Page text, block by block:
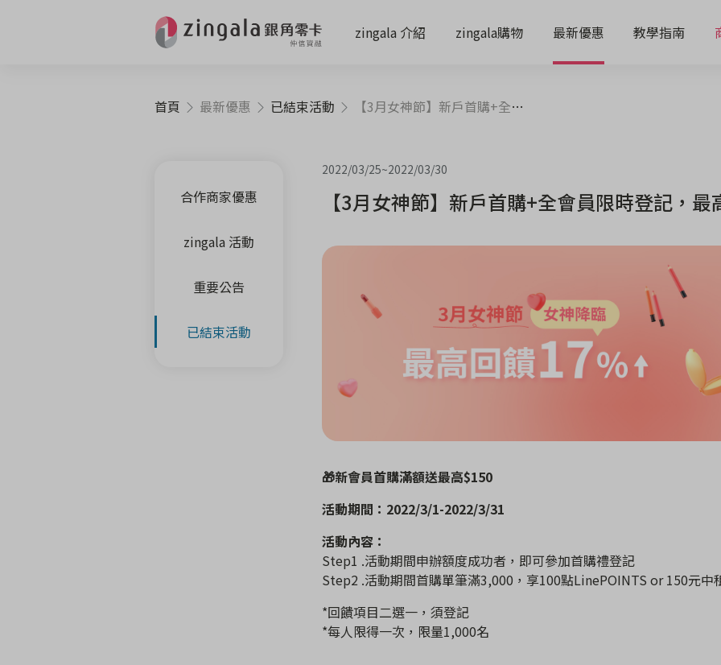
zingala 介紹 zingala購物 最新優惠 教學指南
首頁 最新優惠 已結束活動 【3月女神節】新戶首購+全會員限時登記，最高送$1650
合作商家優惠
zingala 活動
重要公告
已結束活動
2022/03/25~2022/03/30
【3月女神節】新戶首購+全會員限時登記，
🎁新會員首購滿額送最高$150
活動期間：2022/3/1-2022/3/31
活動內容：
Step1 .活動期間申辦額度成功者，即可參加首購禮登記
Step2 .活動期間首購單筆滿3,000，享100點LinePOINTS or 150元中
*回饋項目二選一，須登記
*每人限得一次，限量1,000名